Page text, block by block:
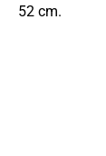
52 cm.